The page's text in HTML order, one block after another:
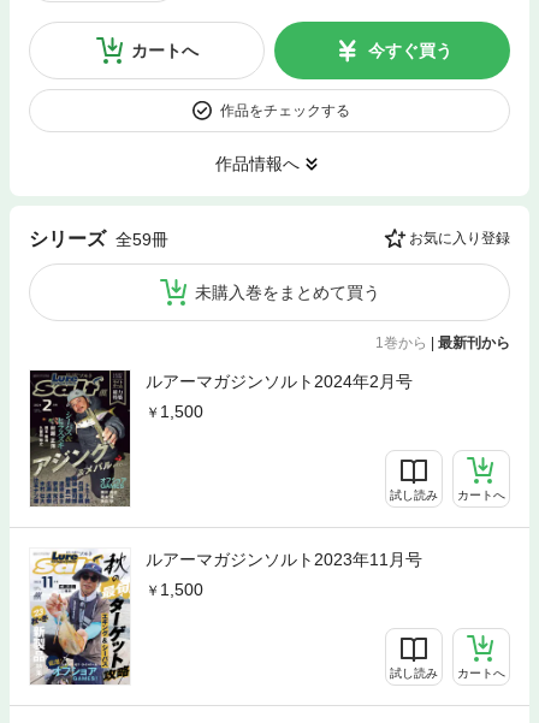
カートへ 今すぐ買う
作品をチェックする
作品情報へ
シリーズ 全59冊 お気に入り登録
未購入巻をまとめて買う
1巻から 最新刊から
ルアーマガジンソルト2024年2月号
1,500
試し読み カートへ
ルアーマガジンソルト2023年11月号
1,500
試し読み カートへ